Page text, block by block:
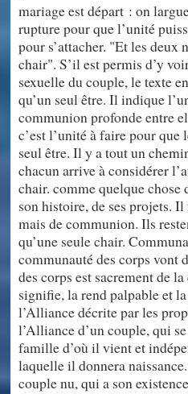
mariage est départ : on
rupture pour que l’unité
pour s’attacher. "Et les deux
chair". S’il est permis d’y
sexuelle du couple, le texte
qu’un seul être. Il indique
communion profonde entre
c’est l’unité à faire pour
seul être. Il y a tout un
chacun arrive à considérer
chair. comme quelque chose
son histoire, de ses projets. Il
mais de communion. Ils
qu’une seule chair.
communauté des corps vont
des corps est sacrement de
signifie, la rend palpable et
l’Alliance décrite par les
l’Alliance d’un couple, qui
famille d’où il vient et
laquelle il donnera
couple nu, qui a son